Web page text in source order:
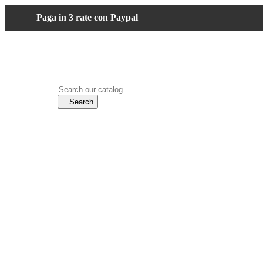
Paga in 3 rate con Paypal
 Search